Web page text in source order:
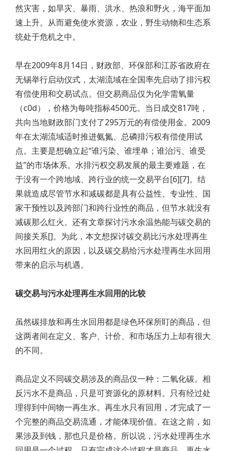
然灾害，如旱灾、暴雨、洪水、热浪和野火，海平面加
速上升。从而避免使水资源，农业，野生动物和生态系
统处于危机之中。
早在2009年8月14日，财政部、环保部和江苏省政府在
无锡举行启动仪式，太湖流域在全国率先启动了排污权
有偿使用和交易试点。但交易商品仅为化学需氧量
（c0d），价格为每吨指标4500元。当日成交817吨，
共向当地财政部门支付了295万元的有偿使用金。2009
年在太湖流域适时推进氨氮、总磷排污权有偿使用试
点。主要是想确立起“谁污染、谁埋单；谁治污、谁受
益”的市场体系。水排污权交易发展的最主要难题，在
于没有一个跨地域、跨行业的统一交易平台[6][7]。结
果就造成尽管节水和减碳都是具有公益性、专业性、国
家干预性以及跨部门和跨行业性的商品，但节水就没有
减碳那么红火。还有文章探讨污水余温热能与碳交易的
间接关系[]。为此，本文想探讨碳交易比污水处理再生
水回用红火的原因，以及碳交易给污水处理再生水回用
带来的启示与机遇。
碳交易与污水处理再生水回用的比较
虽然碳排放和再生水回用都是绿色环保所盯的商品，但
这两者间在定义、客户、计价、和市场压力上却有很大
的不同。
商品定义不同碳交易涉及的商品仅一种：二氧化碳。相
反污水不是商品，只是可资源化的原材料。只有经过处
理得到中间物一再生水。再生水只有回用，才完成了一
个完整的商品交易流通，才能体现价值。在这之前，如
果涉及到钱，那也只是价格。所以说，污水处理再生水